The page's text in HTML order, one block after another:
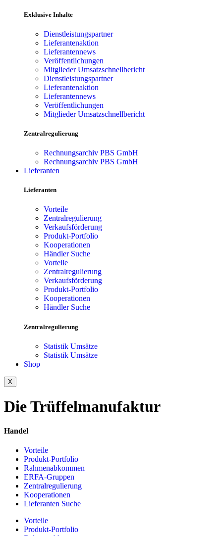
Exklusive Inhalte
Dienstleistungspartner
Lieferantenaktion
Lieferantennews
Veröffentlichungen
Mitglieder Umsatzschnellbericht
Dienstleistungspartner
Lieferantenaktion
Lieferantennews
Veröffentlichungen
Mitglieder Umsatzschnellbericht
Zentralregulierung
Rechnungsarchiv PBS GmbH
Rechnungsarchiv PBS GmbH
Lieferanten
Lieferanten
Vorteile
Zentralregulierung
Verkaufsförderung
Produkt-Portfolio
Kooperationen
Händler Suche
Vorteile
Zentralregulierung
Verkaufsförderung
Produkt-Portfolio
Kooperationen
Händler Suche
Zentralregulierung
Statistik Umsätze
Statistik Umsätze
Shop
X
Die Trüffelmanufaktur
Handel
Vorteile
Produkt-Portfolio
Rahmenabkommen
ERFA-Gruppen
Zentralregulierung
Kooperationen
Lieferanten Suche
Vorteile
Produkt-Portfolio